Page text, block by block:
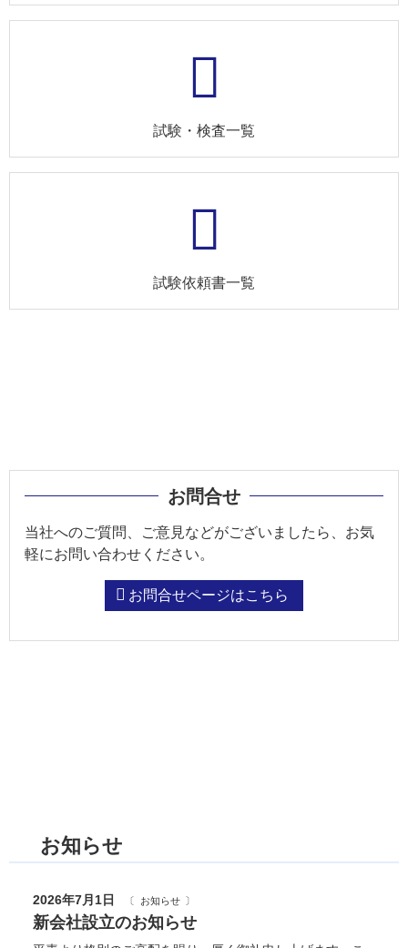
試験・検査一覧
試験依頼書一覧
お問合せ
当社へのご質問、ご意見などがございましたら、お気
軽にお問い合わせください。
お問合せページはこちら
お知らせ
2026年7月1日 お知らせ
新会社設立のお知らせ